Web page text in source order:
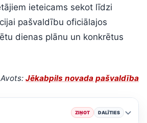
ieteicams sekot līdzi
pašvaldību oficiālajos
dienas plānu un konkrētus
Avots: Jēkabpils novada pašvaldība
ZIŅOT DALĪTIES